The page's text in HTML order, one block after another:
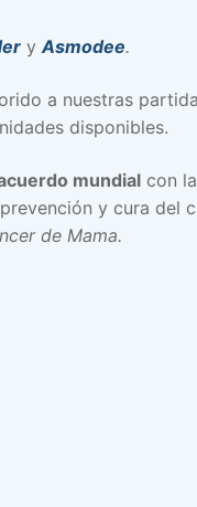
yAsmodee.
a nuestras
disponibles.
mundial con la
y cura del
de Mama.